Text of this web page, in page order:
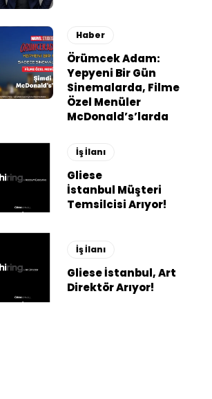
Haber
Örümcek Adam:
Yepyeni Bir Gün
Sinemalarda, Filme
Özel Menüler
McDonald’s’larda
İş İlanı
Gliese
İstanbul Müşteri
Temsilcisi Arıyor!
İş İlanı
Gliese İstanbul, Art
Direktör Arıyor!